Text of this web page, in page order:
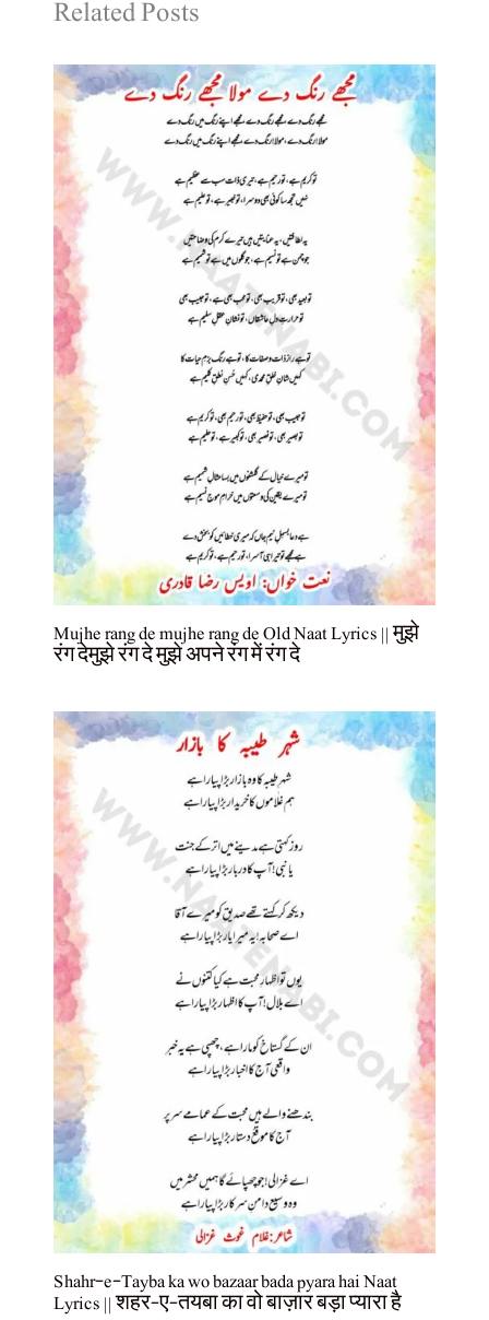
Related Posts
Mujhe rang de mujhe rang de Old Naat Lyrics || मुझे
रंग देमुझे रंग दे मुझे अपने रंग में रंग दे
Shahr-e-Tayba ka wo bazaar bada pyara hai Naat
Lyrics || शहर-ए-तयबा का वो बाज़ार बड़ा प्यारा है